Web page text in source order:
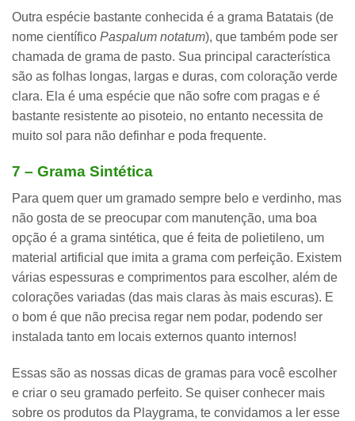
Outra espécie bastante conhecida é a grama Batatais (de
nome científico Paspalum notatum), que também pode ser
chamada de grama de pasto. Sua principal característica
são as folhas longas, largas e duras, com coloração verde
clara. Ela é uma espécie que não sofre com pragas e é
bastante resistente ao pisoteio, no entanto necessita de
muito sol para não definhar e poda frequente.
7 – Grama Sintética
Para quem quer um gramado sempre belo e verdinho, mas
não gosta de se preocupar com manutenção, uma boa
opção é a grama sintética, que é feita de polietileno, um
material artificial que imita a grama com perfeição. Existem
várias espessuras e comprimentos para escolher, além de
colorações variadas (das mais claras às mais escuras). E
o bom é que não precisa regar nem podar, podendo ser
instalada tanto em locais externos quanto internos!
Essas são as nossas dicas de gramas para você escolher
e criar o seu gramado perfeito. Se quiser conhecer mais
sobre os produtos da Playgrama, te convidamos a ler esse